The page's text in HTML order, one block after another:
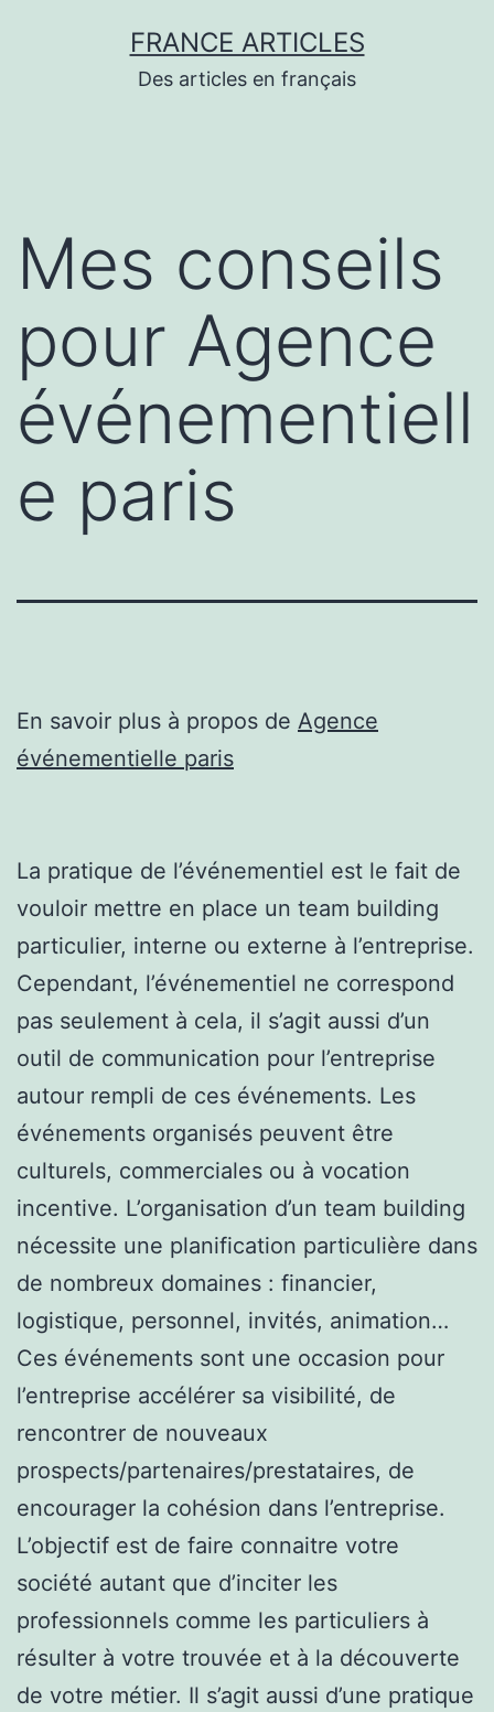
FRANCE ARTICLES
Des articles en français
Mes conseils
pour Agence
événementiell
e paris
En savoir plus à propos de Agence
événementielle paris
La pratique de l’événementiel est le fait de
vouloir mettre en place un team building
particulier, interne ou externe à l’entreprise.
Cependant, l’événementiel ne correspond
pas seulement à cela, il s’agit aussi d’un
outil de communication pour l’entreprise
autour rempli de ces événements. Les
événements organisés peuvent être
culturels, commerciales ou à vocation
incentive. L’organisation d’un team building
nécessite une planification particulière dans
de nombreux domaines : financier,
logistique, personnel, invités, animation…
Ces événements sont une occasion pour
l’entreprise accélérer sa visibilité, de
rencontrer de nouveaux
prospects/partenaires/prestataires, de
encourager la cohésion dans l’entreprise.
L’objectif est de faire connaitre votre
société autant que d’inciter les
professionnels comme les particuliers à
résulter à votre trouvée et à la découverte
de votre métier. Il s’agit aussi d’une pratique